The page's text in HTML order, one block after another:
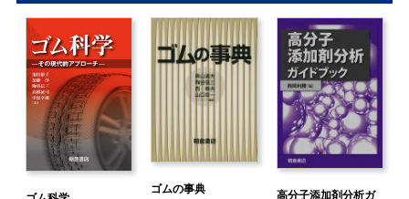
ゴムの事典
高分子添加剤分析ガ